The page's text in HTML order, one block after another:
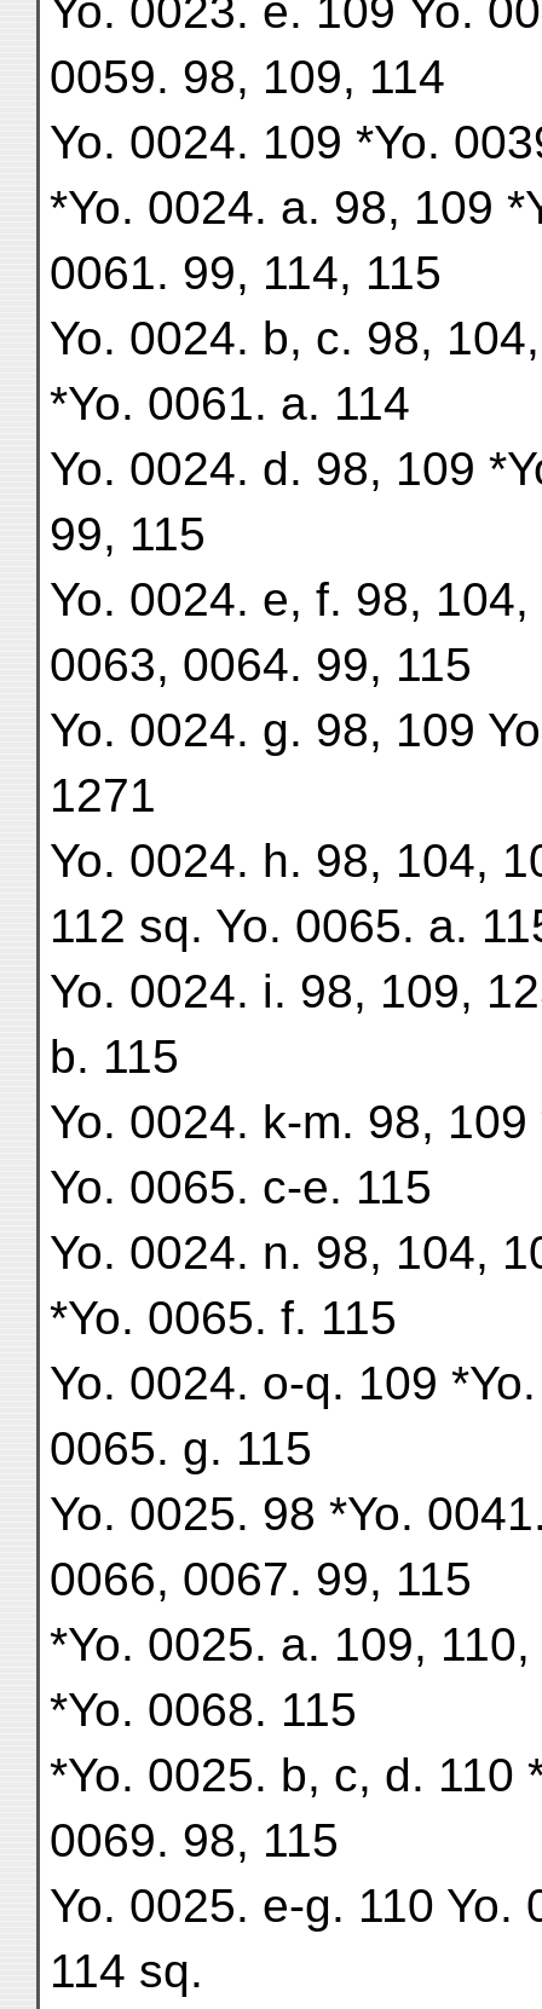
Yo. 0023. e. 109 Yo.
0059. 98, 109, 114
Yo. 0024. 109 *Yo.
*Yo. 0024. a. 98, 109
0061. 99, 114, 115
Yo. 0024. b, c. 98,
*Yo. 0061. a. 114
Yo. 0024. d. 98, 109
99, 115
Yo. 0024. e, f. 98,
0063, 0064. 99, 115
Yo. 0024. g. 98, 109
1271
Yo. 0024. h. 98, 104,
112 sq. Yo. 0065. a.
Yo. 0024. i. 98, 109,
b. 115
Yo. 0024. k-m. 98,
Yo. 0065. c-e. 115
Yo. 0024. n. 98, 104,
*Yo. 0065. f. 115
Yo. 0024. o-q. 109
0065. g. 115
Yo. 0025. 98 *Yo.
0066, 0067. 99, 115
*Yo. 0025. a. 109,
*Yo. 0068. 115
*Yo. 0025. b, c, d. 110
0069. 98, 115
Yo. 0025. e-g. 110 Yo.
114 sq.